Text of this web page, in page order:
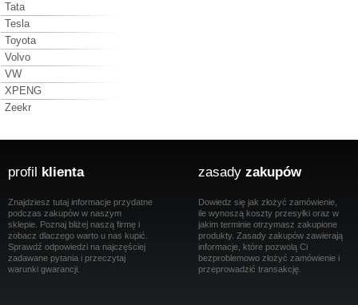
Tata
Tesla
Toyota
Volvo
VW
XPENG
Zeekr
profil klienta
Znajdziesz tutaj informacje przydatne
podczas zakupów w naszym
sklepie. Poznaj bliżej naszą firmę i
zobacz dlaczego warto u nas kupić.
Sprawdź odpowiedzi na najczęściej
zadawane pytania i przeczytaj
warunki gwarancji.
zasady zakupów
Dowiedz się jak złożyć zamówienie,
ile wynoszą koszty przesyłki oraz w
jakim terminie otrzymasz zakupione
produkty. Zasady zakupów zawierają
informacje, które pozwolą Ci
bezproblemowo złożyć zamówienie i
przeprowadzić transakcję.